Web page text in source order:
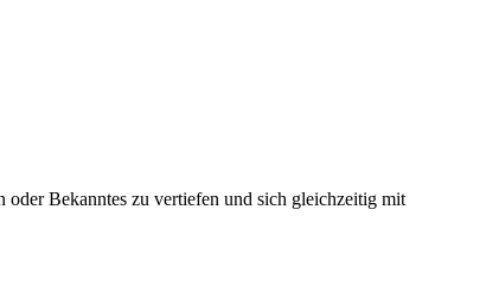
oder Bekanntes zu vertiefen und sich gleichzeitig mit